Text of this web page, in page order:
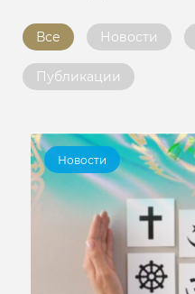
Все Новости
Публикации
Новости